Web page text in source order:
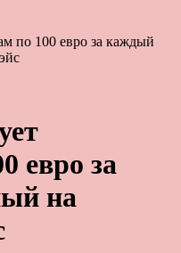
по 100 евро за каждый
евро за
на